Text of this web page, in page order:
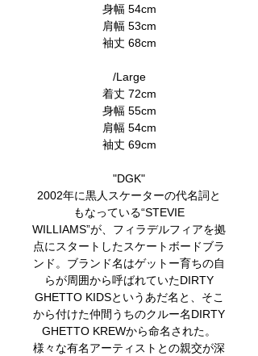
身幅 54cm
肩幅 53cm
袖丈 68cm
/Large
着丈 72cm
身幅 55cm
肩幅 54cm
袖丈 69cm
"DGK"
2002年に黒人スケーターの代名詞と
もなっている“STEVIE
WILLIAMS”が、フィラデルフィアを拠
点にスタートしたスケートボードブラ
ンド。ブランド名はゲットー育ちの自
らが周囲から呼ばれていたDIRTY
GHETTO KIDSというあだ名と、そこ
から付けた仲間うちのクルー名DIRTY
GHETTO KREWから命名された。
様々な有名アーティストとの親交が深